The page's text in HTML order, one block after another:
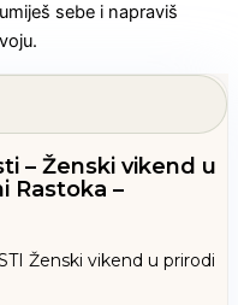
sebe i napraviš
– Ženski vikend u
Rastoka –
Ženski vikend u prirodi